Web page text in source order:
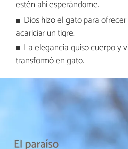
estén ahí esperándome.
Dios hizo el gato para
acariciar un tigre.
La elegancia quiso cuerpo y
transformó en gato.